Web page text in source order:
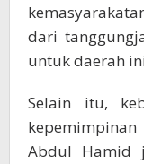
dari
untuk daerah
Selain itu,
Abdul Hamid